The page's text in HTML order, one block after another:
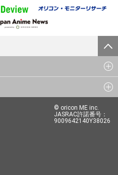
© oricon ME inc.
JASRAC許諾番号：
9009642140Y38026